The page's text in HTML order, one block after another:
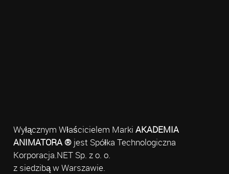
Wyłącznym Właścicielem Marki AKADEMIA
ANIMATORA ®jest Spółka Technologiczna
Korporacja.NET Sp. z o. o.
z siedzibą w Warszawie.